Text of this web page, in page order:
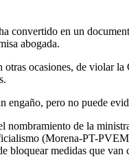
convertido en un
abogada.
ocasiones, de violar
engaño, pero no puede
de la
(Morena-PT-
bloquear medidas que